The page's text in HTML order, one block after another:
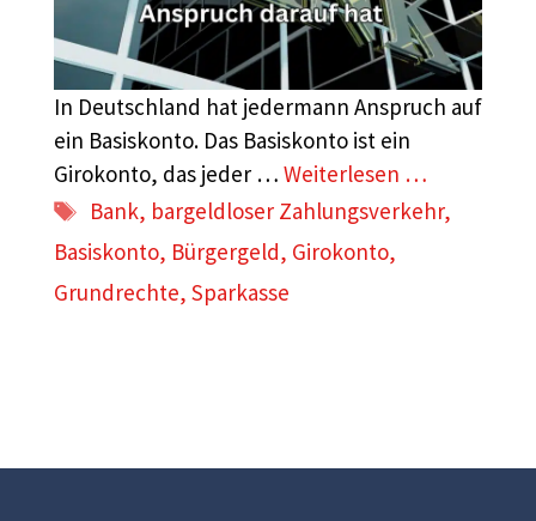
In Deutschland hat jedermann Anspruch auf
ein Basiskonto. Das Basiskonto ist ein
Girokonto, das jeder … Weiterlesen …
Schlagwörter
Bank, bargeldloser Zahlungsverkehr,
Basiskonto, Bürgergeld, Girokonto,
Grundrechte, Sparkasse